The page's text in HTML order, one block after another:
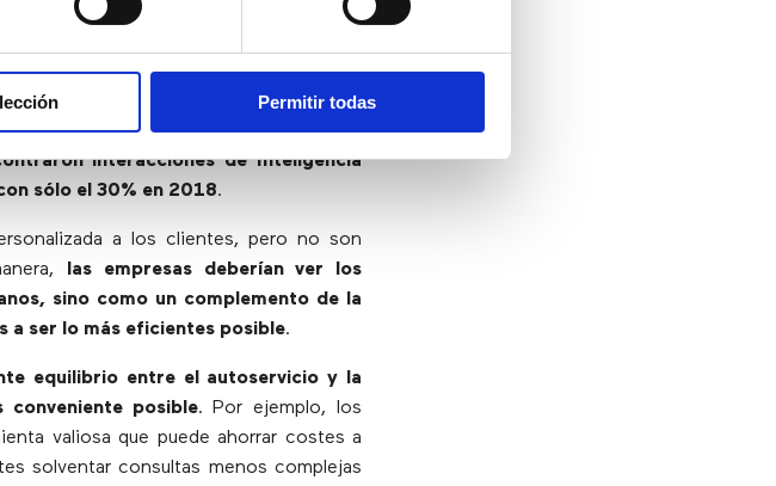
Permitir todas
los encuestados indicó que para 2022,
reciente, indicó que el 54% de los
habilitadas por IA con empresas,
facial y escáneres
interacciones de Inteligencia
sólo el 30% en 2018.
a los clientes, pero no son
las empresas deberían ver los
sino como un complemento de la
a ser lo más eficientes posible.
equilibrio entre el autoservicio y la
conveniente posible. Por ejemplo, los
valiosa que puede ahorrar costes a
solventar consultas menos complejas